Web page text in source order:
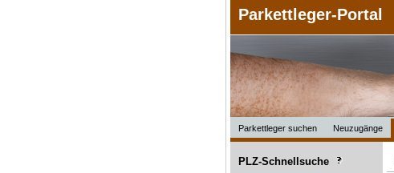
Parkettleger-Portal
Parkettleger suchen Neuzugänge
PLZ-Schnellsuche